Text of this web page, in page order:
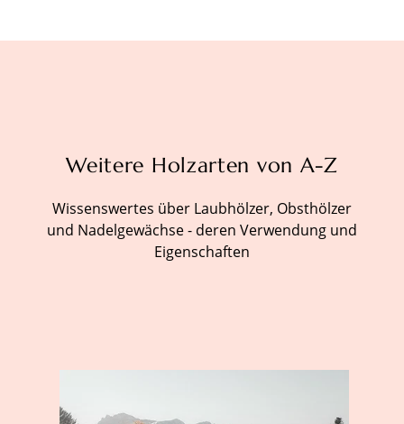
Weitere Holzarten von A-Z
Wissenswertes über Laubhölzer, Obsthölzer
und Nadelgewächse - deren Verwendung und
Eigenschaften